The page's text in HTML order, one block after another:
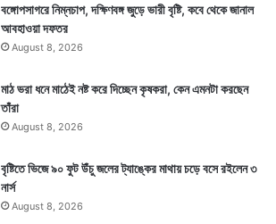
বঙ্গোপসাগরে নিম্নচাপ, দক্ষিণবঙ্গ জুড়ে ভারী বৃষ্টি, কবে থেকে জানাল
আবহাওয়া দফতর
August 8, 2026
মাঠ ভরা ধনে মাঠেই নষ্ট করে দিচ্ছেন কৃষকরা, কেন এমনটা করছেন
তাঁরা
August 8, 2026
বৃষ্টিতে ভিজে ৯০ ফুট উঁচু জলের ট্যাঙ্কের মাথায় চড়ে বসে রইলেন ৩
নার্স
August 8, 2026